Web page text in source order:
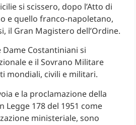
si scissero, dopo l’Atto di
e quello franco-napoletano,
il Gran Magistero dell’Ordine.
Costantiniani si
e il Sovrano Militare
mondiali, civili e militari.
e la proclamazione della
Legge 178 del 1951 come
ministeriale, sono